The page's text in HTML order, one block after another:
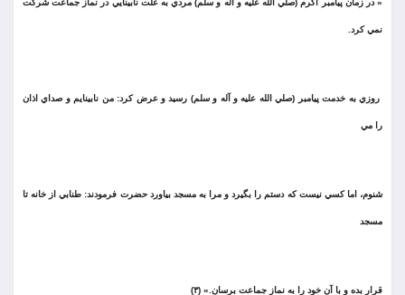
« در زمان پيامبر اكرم (صلي الله عليه و آله و سلم) مردي به علت نابينايي در نماز جماعت شركت
نمي كرد.
روزي به خدمت پيامبر (صلي الله عليه و آله و سلم) رسيد و عرض كرد: من نابينايم و صداي اذان
را مي
شنوم، اما كسي نيست كه دستم را بگيرد و مرا به مسجد بياورد حضرت فرمودند: طنابي از خانه تا
مسجد
قرار بده و با آن خود را به نماز جماعت برسان.» (۳)